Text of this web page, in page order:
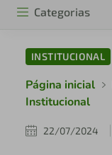
Categorias
INSTITUCIONAL
Página inicial
Institucional
22/07/2024